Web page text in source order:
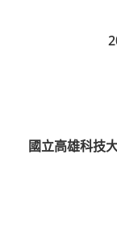
國立高雄科技